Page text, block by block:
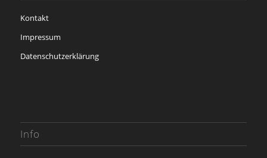
Kontakt
Impressum
Datenschutzerklärung
Info